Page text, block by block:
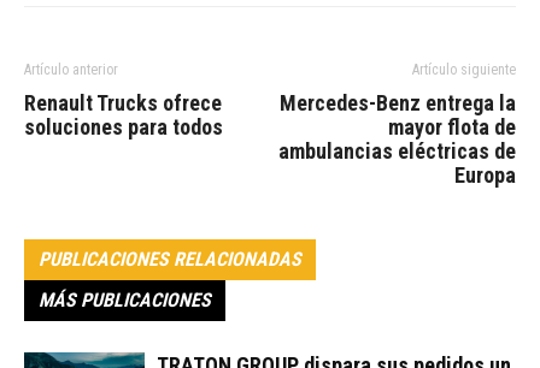
Artículo anterior
Renault Trucks ofrece
soluciones para todos
Artículo siguiente
Mercedes-Benz entrega la
mayor flota de
ambulancias eléctricas de
Europa
PUBLICACIONES RELACIONADAS
MÁS PUBLICACIONES